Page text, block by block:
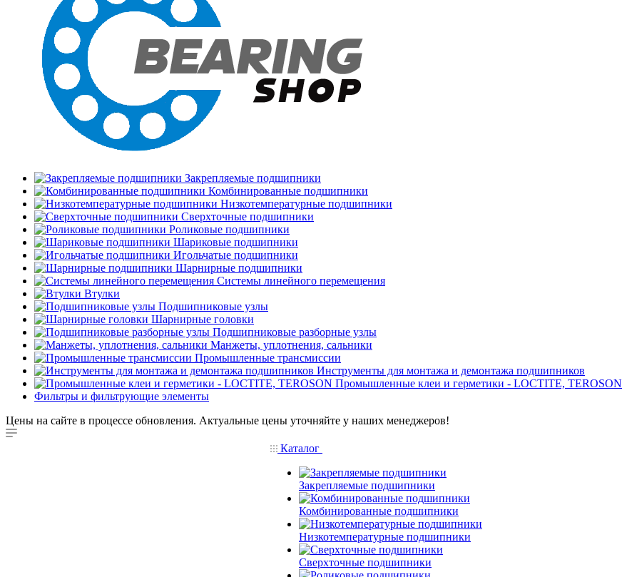
Закрепляемые подшипники
Комбинированные подшипники
Низкотемпературные подшипники
Сверхточные подшипники
Роликовые подшипники
Шариковые подшипники
Игольчатые подшипники
Шарнирные подшипники
Системы линейного перемещения
Втулки
Подшипниковые узлы
Шарнирные головки
Подшипниковые разборные узлы
Манжеты, уплотнения, сальники
Промышленные трансмиссии
Инструменты для монтажа и демонтажа подшипников
Промышленные клеи и герметики - LOCTITE, TEROSON
Фильтры и фильтрующие элементы
Цены на сайте в процессе обновления. Актуальные цены уточняйте у наших менеджеров!
Каталог
Закрепляемые подшипники
Комбинированные подшипники
Низкотемпературные подшипники
Сверхточные подшипники